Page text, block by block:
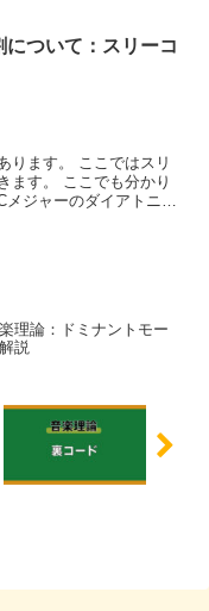
について：スリーコ
ります。 ここではスリ
ます。 ここでも分かり
メジャーのダイアトニッ
理論：ドミナントモー
説